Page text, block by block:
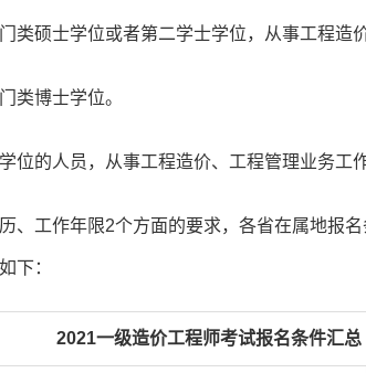
类硕士学位或者第二学士学位，从事工程造
类博士学位。
位的人员，从事工程造价、工程管理业务工
、工作年限2个方面的要求，各省在属地报
下：
2021一级造价工程师考试报名条件汇总